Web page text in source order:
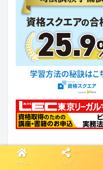
ホーム シェア